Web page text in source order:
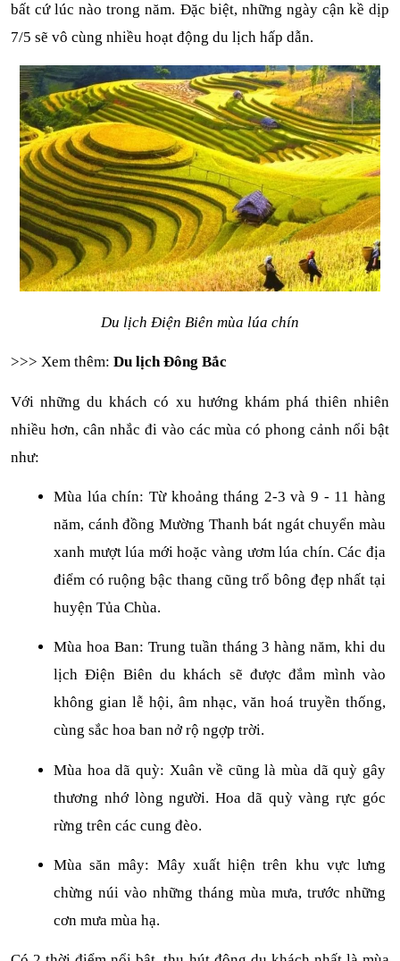
bất cứ lúc nào trong năm. Đặc biệt, những ngày cận kề dịp
7/5 sẽ vô cùng nhiều hoạt động du lịch hấp dẫn.
Du lịch Điện Biên mùa lúa chín
>>> Xem thêm: Du lịch Đông Bắc
Với những du khách có xu hướng khám phá thiên nhiên
nhiều hơn, cân nhắc đi vào các mùa có phong cảnh nổi bật
như:
Mùa lúa chín: Từ khoảng tháng 2-3 và 9 - 11 hàng
năm, cánh đồng Mường Thanh bát ngát chuyển màu
xanh mượt lúa mới hoặc vàng ươm lúa chín. Các địa
điểm có ruộng bậc thang cũng trổ bông đẹp nhất tại
huyện Tủa Chùa.
Mùa hoa Ban: Trung tuần tháng 3 hàng năm, khi du
lịch Điện Biên du khách sẽ được đắm mình vào
không gian lễ hội, âm nhạc, văn hoá truyền thống,
cùng sắc hoa ban nở rộ ngợp trời.
Mùa hoa dã quỳ: Xuân về cũng là mùa dã quỳ gây
thương nhớ lòng người. Hoa dã quỳ vàng rực góc
rừng trên các cung đèo.
Mùa săn mây: Mây xuất hiện trên khu vực lưng
chừng núi vào những tháng mùa mưa, trước những
cơn mưa mùa hạ.